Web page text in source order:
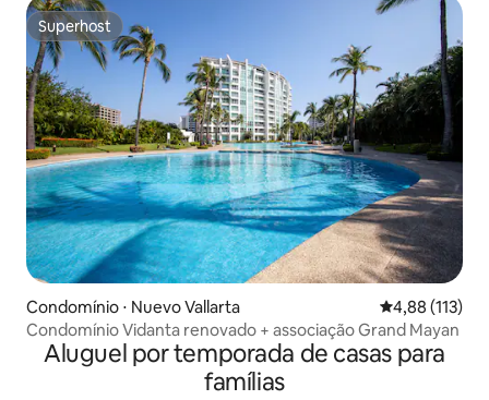
Superhost
Superhost
Condomínio ⋅ Nuevo Vallarta 4,88 de uma
4,88 (113)
Condomínio Vidanta renovado + associação Grand Mayan
Aluguel por temporada de casas para
famílias